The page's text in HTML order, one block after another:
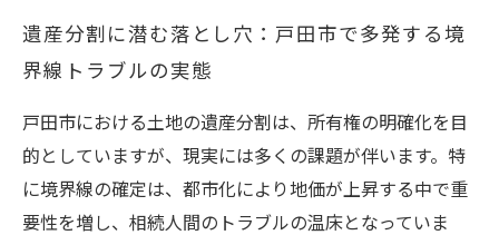
遺産分割に潜む落とし穴：戸田市で多発する境
界線トラブルの実態
戸田市における土地の遺産分割は、所有権の明確化を目
的としていますが、現実には多くの課題が伴います。特
に境界線の確定は、都市化により地価が上昇する中で重
要性を増し、相続人間のトラブルの温床となっていま